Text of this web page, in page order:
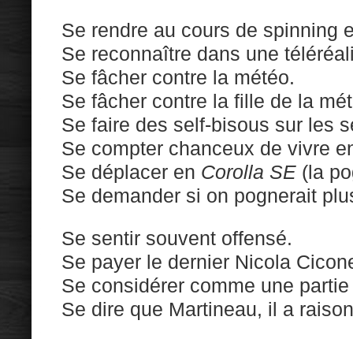
Se rendre au cours de spinning
Se reconnaître dans une
Se fâcher contre la météo.
Se fâcher contre la fille de la
Se faire des self-bisous sur les
Se compter chanceux de vivre
Se déplacer en Corolla SE (la
Se demander si on pognerait
Se sentir souvent offensé.
Se payer le dernier Nicola
Se considérer comme une partie
Se dire que Martineau, il a